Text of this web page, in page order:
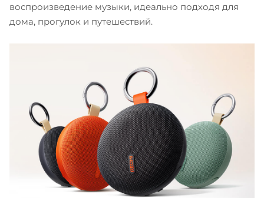
воспроизведение музыки, идеально подходя для
дома, прогулок и путешествий.